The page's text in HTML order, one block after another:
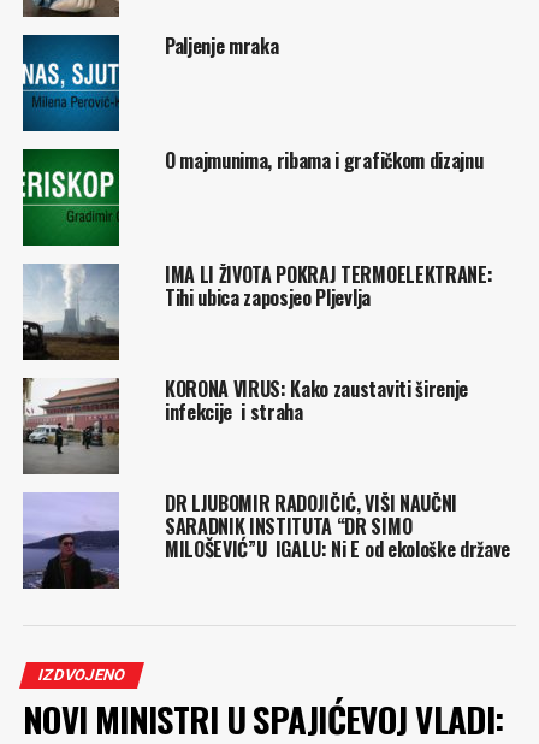
Paljenje mraka
O majmunima, ribama i grafičkom dizajnu
IMA LI ŽIVOTA POKRAJ TERMOELEKTRANE:
Tihi ubica zaposjeo Pljevlja
KORONA VIRUS: Kako zaustaviti širenje
infekcije i straha
DR LJUBOMIR RADOJIČIĆ, VIŠI NAUČNI
SARADNIK INSTITUTA “DR SIMO
MILOŠEVIĆ”U IGALU: Ni E od ekološke države
IZDVOJENO
NOVI MINISTRI U SPAJIĆEVOJ VLADI: